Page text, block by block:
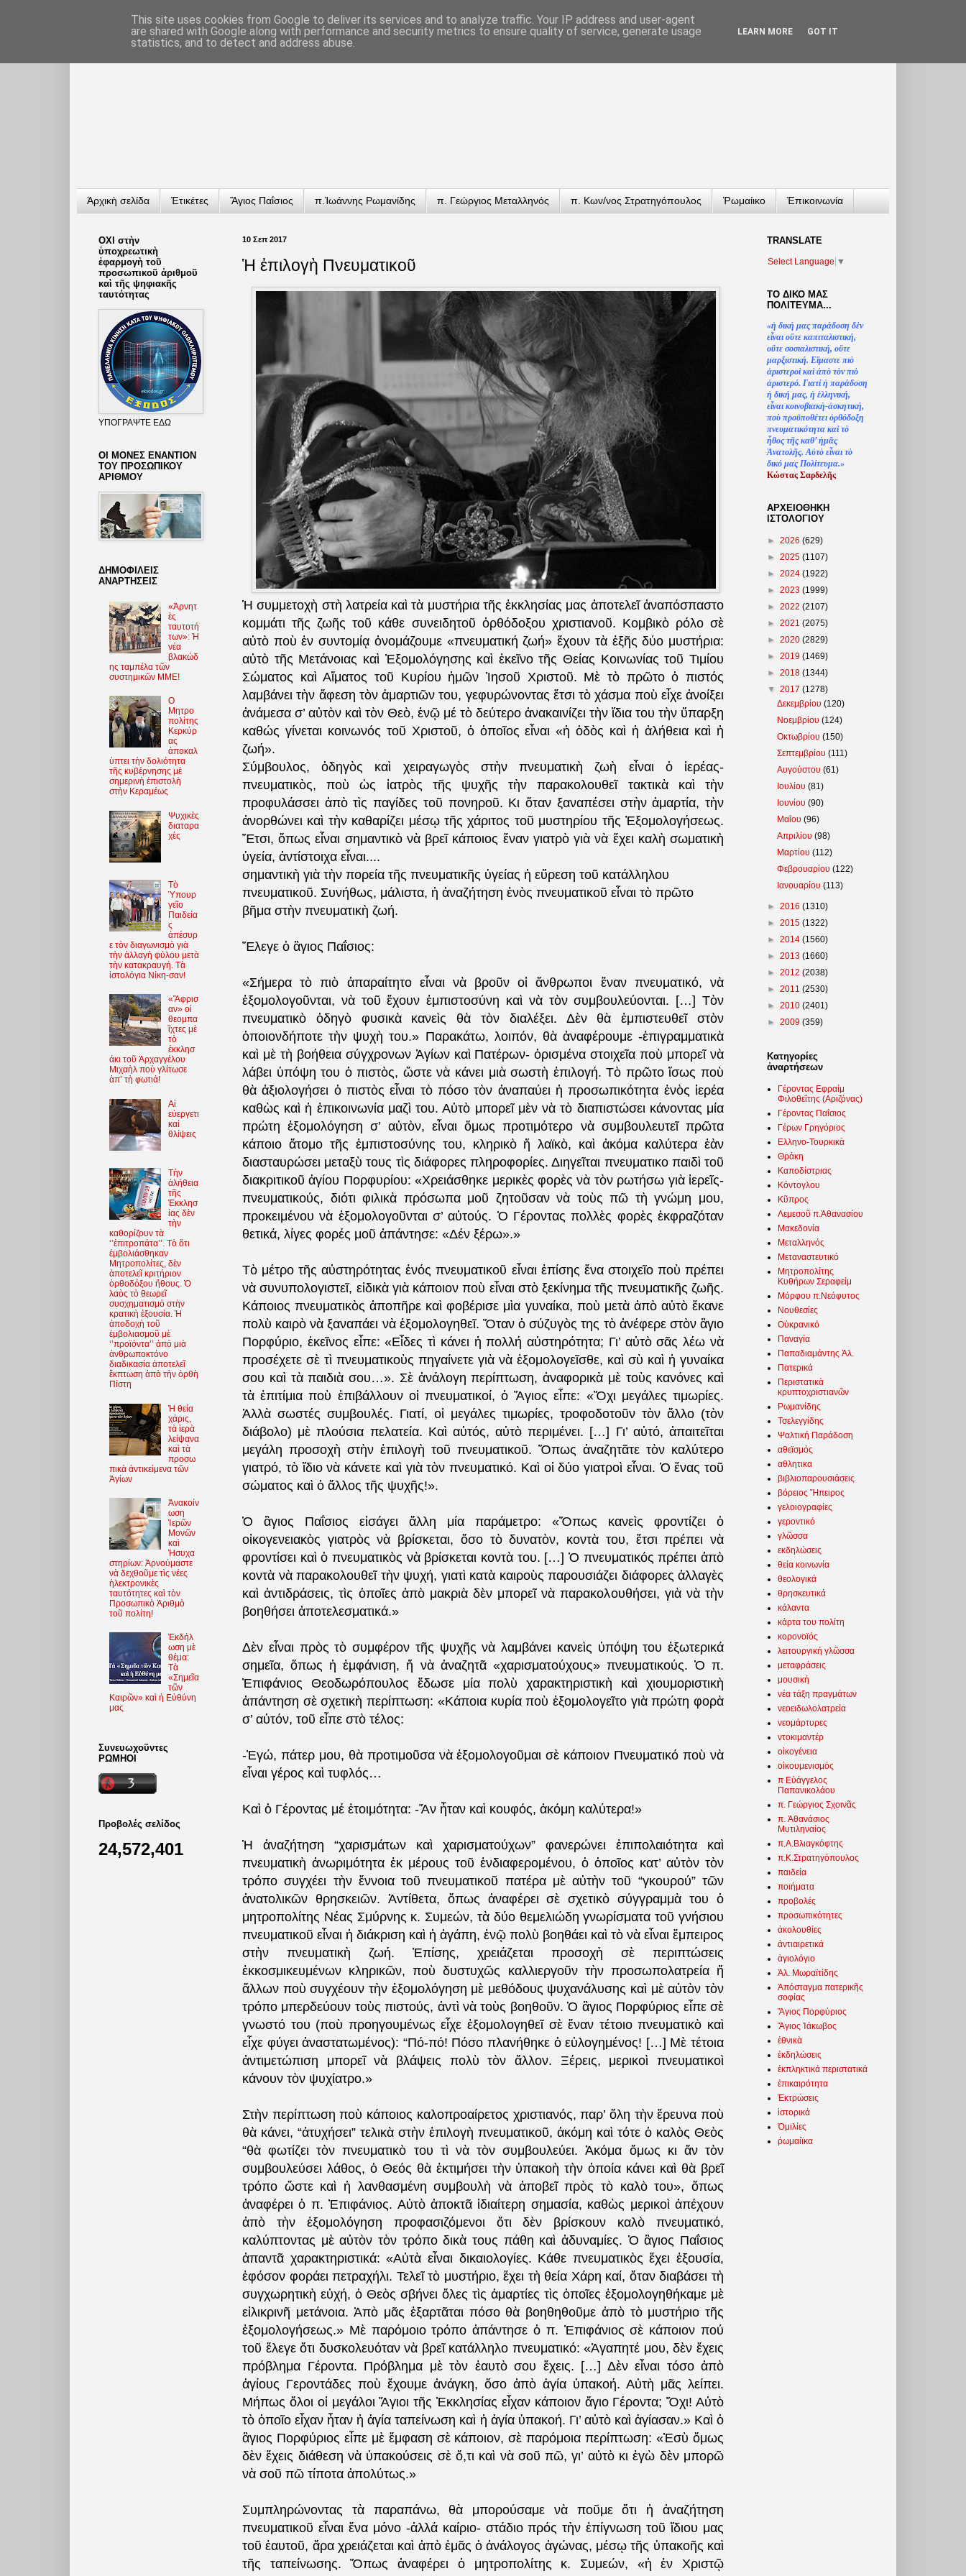
Ἀρχικὴ σελίδα Ἐτικέτες Ἅγιος Παΐσιος π.Ἰωάννης Ρωμανίδης π. Γεώργιος Μεταλληνός π. Κων/νος Στρατηγόπουλος Ῥωμαίικο Ἐπικοινωνία
10 Σεπ 2017
Ἡ ἐπιλογὴ Πνευματικοῦ
Ἡ συμμετοχὴ στὴ λατρεία καὶ τὰ μυστήρια τῆς ἐκκλησίας μας ἀποτελεῖ ἀναπόσπαστο
κομμάτι τῆς ζωῆς τοῦ κάθε συνειδητοῦ ὀρθόδοξου χριστιανοῦ. Κομβικὸ ρόλο σὲ
αὐτὸ ποὺ ἐν συντομίᾳ ὀνομάζουμε «πνευματική ζωή» ἔχουν τὰ ἑξῆς δύο μυστήρια:
αὐτὸ τῆς Μετάνοιας καὶ Ἐξομολόγησης καὶ ἐκεῖνο τῆς Θείας Κοινωνίας τοῦ Τιμίου
Σώματος καὶ Αἵματος τοῦ Κυρίου ἡμῶν Ἰησοῦ Χριστοῦ. Μὲ τὸ πρῶτο ὁ πιστός
λαμβάνει τὴν ἄφεση τὸν ἁμαρτιῶν του, γεφυρώνοντας ἔτσι τὸ χάσμα ποὺ εἶχε ἀνοίξει
ἀνάμεσα σ’ αὐτὸν καὶ τὸν Θεὸ, ἐνῷ μέ τὸ δεύτερο ἀνακαινίζει τὴν ἴδια του τὴν ὕπαρξη
καθώς γίνεται κοινωνός τοῦ Χριστοῦ, ὁ ὁποῖος εἶναι «ἡ ὁδὸς καὶ ἡ ἀλήθεια καὶ ἡ
ζωή».
Σύμβουλος, ὁδηγὸς καὶ χειραγωγὸς στὴν πνευματικὴ ζωὴ εἶναι ὁ ἱερέας-
πνευματικὸς, ποὺ ὡς ἰατρὸς τῆς ψυχῆς τὴν παρακολουθεῖ τακτικὰ καὶ τὴν
προφυλάσσει ἀπὸ τὶς παγίδες τοῦ πονηροῦ. Κι ὅταν ξαναπέσει στὴν ἁμαρτία, τὴν
ἀνορθώνει καὶ τὴν καθαρίζει μέσῳ τῆς χάριτος τοῦ μυστηρίου τῆς Ἐξομολογήσεως.
Ἔτσι, ὅπως εἶναι σημαντικὸ νὰ βρεῖ κάποιος ἕναν γιατρὸ γιὰ νὰ ἔχει καλὴ σωματικὴ
ὑγεία, ἀντίστοιχα εἶναι....
σημαντικὴ γιὰ τὴν πορεία τῆς πνευματικῆς ὑγείας ἡ εὕρεση τοῦ κατάλληλου
πνευματικοῦ. Συνήθως, μάλιστα, ἡ ἀναζήτηση ἑνὸς πνευματικοῦ εἶναι τὸ πρῶτο
βῆμα στὴν πνευματικὴ ζωή.
Ἔλεγε ὁ ἃγιος Παΐσιος:
«Σήμερα τὸ πιὸ ἀπαραίτητο εἶναι νὰ βροῦν οἱ ἄνθρωποι ἕναν πνευματικό, νὰ
ἐξομολογοῦνται, νὰ τοῦ ἔχουν ἐμπιστοσύνη καὶ νὰ τὸν συμβουλεύονται. […] Τὸν
πνευματικὸ ὁδηγὸ φυσικὰ κανεὶς θὰ τὸν διαλέξει. Δὲν θὰ ἐμπιστευθεῖ στὸν
ὁποιονδήποτε τὴν ψυχὴ του.» Παρακάτω, λοιπόν, θὰ ἀναφέρουμε -ἐπιγραμματικὰ
καὶ μὲ τὴ βοήθεια σύγχρονων Ἁγίων καὶ Πατέρων- ὁρισμένα στοιχεῖα ποὺ μπορεῖ νὰ
λάβει ὑπόψη του ὁ πιστὸς, ὥστε νὰ κάνει μιὰ σωστὴ ἐπιλογή. Τὸ πρῶτο ἴσως ποὺ
θὰ ἀξιολογήσει ὁ πιστὸς εἶναι τὸ πόσο τὸν ἀναπαύει ἡ προσωπικότητα ἑνὸς ἱερέα
καθὼς καὶ ἡ ἐπικοινωνία μαζὶ του. Αὐτὸ μπορεῖ μὲν νὰ τὸ διαπιστώσει κάνοντας μία
πρώτη ἐξομολόγηση σ’ αὐτὸν, εἶναι ὅμως προτιμότερο νὰ συμβουλευτεῖ πρῶτα
κάποιο ἄτομο τῆς ἐμπιστοσύνης του, κληρικὸ ἤ λαϊκὸ, καὶ ἀκόμα καλύτερα ἐὰν
διασταυρώσει μεταξὺ τους τὶς διάφορες πληροφορίες. Διηγεῖται πνευματικο παιδὶ τοῦ
διακριτικοῦ ἁγίου Πορφυρίου: «Χρειάσθηκε μερικὲς φορὲς νὰ τὸν ρωτήσω γιὰ ἱερεῖς-
πνευματικούς, διότι φιλικὰ πρόσωπα μοῦ ζητοῦσαν νὰ τοὺς πῶ τὴ γνώμη μου,
προκειμένου νὰ ἐξομολογοῦνται σ’ αὐτούς. Ὁ Γέροντας πολλὲς φορὲς ἐκφραζόταν
θετικά, λίγες φορές μοῦ ἀπάντησε: «Δέν ξέρω».»
Τὸ μέτρο τῆς αὐστηρότητας ἑνός πνευματικοῦ εἶναι ἐπίσης ἕνα στοιχεῖο ποὺ πρέπει
νὰ συνυπολογιστεῖ, εἰδικὰ γιὰ κάποιον ποὺ εἶναι στὸ ξεκίνημα τῆς πνευματικῆς ζωῆς.
Κάποιος πνευματικὸς ἀποπῆρε καὶ φοβέρισε μὶα γυναίκα, ποὺ μετὰ ἀπὸ αὐτὸ ἔκανε
πολὺ καιρὸ νὰ ξαναπάει νὰ ἐξομολογηθεῖ. Ὅταν ὁ σύζυγὸς της τὸ ἀνέφερε στὸν ἃγιο
Πορφύριο, ἐκεῖνος εἶπε: «Εἶδες τὶ κάνει ἡ πολλή αὐστηρότητα; Γι’ αὐτὸ σᾶς λέω νὰ
προσέχετε σὲ τὶ πνευματικοὺς πηγαίνετε γιὰ νὰ ἐξομολογεῖσθε, καὶ σὺ καὶ ἡ γυναίκα
σου καὶ τὰ παιδιὰ σου…». Σὲ ἀνάλογη περίπτωση, ἀναφορικὰ μὲ τοὺς κανόνες καὶ
τὰ ἐπιτίμια ποὺ ἐπιβάλλουν οἱ πνευματικοί, ὁ Ἅγιος εἶπε: «Ὄχι μεγάλες τιμωρίες.
Ἀλλὰ σωστές συμβουλές. Γιατί, οἱ μεγάλες τιμωρίες, τροφοδοτοῦν τὸν ἄλλο (τὸν
διάβολο) μὲ πλούσια πελατεία. Καὶ αὐτός, αὐτὸ περιμένει. […] Γι’ αὐτό, ἀπαιτεῖται
μεγάλη προσοχὴ στὴν ἐπιλογὴ τοῦ πνευματικοῦ. Ὅπως ἀναζητᾶτε τὸν καλύτερο
γιατρό, τὸ ἴδιο νὰ κάνετε καὶ γιὰ τὸν πνευματικό. Καὶ οἱ δύο γιατροὶ εἶναι. Ὁ ἕνας τοῦ
σώματος καὶ ὁ ἄλλος τῆς ψυχῆς!».
Ὁ ἃγιος Παΐσιος εἰσάγει ἄλλη μία παράμετρο: «Ὅπως κανεὶς φροντίζει ὁ
οἰκογενειακὸς γιατρὸς νὰ βρίσκεται, ὅσο τὸ δυνατὸν, κοντὰ του, ἔτσι πρέπει νὰ
φροντίσει καὶ ὁ πνευματικὸς νὰ βρίσκεται κοντὰ του. […] Ὁ πνευματικός πρέπει ἀπὸ
κοντὰ νὰ παρακολουθεῖ τὴν ψυχή, γιατὶ κατὰ καιροὺς παρουσιάζει διάφορες ἀλλαγὲς
καὶ ἀντιδράσεις, τὶς ὁποῖες ἀπὸ μακριὰ δὲν μπορεῖ νὰ παρακολουθήσει, γιὰ νὰ τὴν
βοηθήσει ἀποτελεσματικά.»
Δὲν εἶναι πρὸς τὸ συμφέρον τῆς ψυχῆς νὰ λαμβάνει κανεὶς ὑπόψη του ἐξωτερικά
σημεῖα, ὅπως ἡ ἐμφάνιση, ἤ νὰ ἀναζητᾶ «χαρισματούχους» πνευματικούς. Ὁ π.
Ἐπιφάνιος Θεοδωρόπουλος ἔδωσε μία πολὺ χαρακτηριστικὴ καὶ χιουμοριστικὴ
ἀπάντηση σὲ σχετικὴ περίπτωση: «Κάποια κυρία ποὺ ἐξομολογεῖτο γιὰ πρώτη φορὰ
σ’ αὐτόν, τοῦ εἶπε στὸ τέλος:
-Ἐγώ, πάτερ μου, θὰ προτιμοῦσα νὰ ἐξομολογοῦμαι σὲ κάποιον Πνευματικό ποὺ νὰ
εἶναι γέρος καὶ τυφλός…
Καὶ ὁ Γέροντας μέ ἑτοιμότητα: -Ἄν ἦταν καὶ κουφός, ἀκόμη καλύτερα!»
Ἡ ἀναζήτηση “χαρισμάτων καὶ χαρισματούχων” φανερώνει ἐπιπολαιότητα καὶ
πνευματικὴ ἀνωριμότητα ἐκ μέρους τοῦ ἐνδιαφερομένου, ὁ ὁποῖος κατ’ αὐτὸν τὸν
τρόπο συγχέει τὴν ἔννοια τοῦ πνευματικοῦ πατέρα μὲ αὐτὴν τοῦ “γκουρού” τῶν
ἀνατολικῶν θρησκειῶν. Ἀντίθετα, ὅπως ἀναφέρει σὲ σχετικὸ σύγγραμμὰ του ὁ
μητροπολίτης Νέας Σμύρνης κ. Συμεών, τὰ δύο θεμελιώδη γνωρίσματα τοῦ γνήσιου
πνευματικοῦ εἶναι ἡ διάκριση καὶ ἡ ἀγάπη, ἐνῷ πολὺ βοηθάει καὶ τὸ νὰ εἶναι ἔμπειρος
στὴν πνευματικὴ ζωή. Ἐπίσης, χρειάζεται προσοχὴ σὲ περιπτώσεις
ἐκκοσμικευμένων κληρικῶν, ποὺ δυστυχῶς καλλιεργοῦν τὴν προσωπολατρεία ἤ
ἄλλων ποὺ συγχέουν τὴν ἐξομολόγηση μὲ μεθόδους ψυχανάλυσης καὶ μὲ αὐτὸν τὸν
τρόπο μπερδεύουν τοὺς πιστούς, ἀντὶ νὰ τοὺς βοηθοῦν. Ὁ ἃγιος Πορφύριος εἶπε σὲ
γνωστό του (ποὺ προηγουμένως εἶχε ἐξομολογηθεῖ σὲ ἕναν τέτοιο πνευματικὸ καὶ
εἶχε φύγει ἀναστατωμένος): “Πό-πό! Πόσο πλανήθηκε ὁ εὐλογημένος! […] Μὲ τέτοια
ἀντιμετώπιση μπορεῖ νὰ βλάψεις πολὺ τὸν ἄλλον. Ξέρεις, μερικοὶ πνευματικοὶ
κάνουν τὸν ψυχίατρο.»
Στὴν περίπτωση ποὺ κάποιος καλοπροαίρετος χριστιανός, παρ’ ὅλη τὴν ἔρευνα ποὺ
θὰ κάνει, “ἀτυχήσει” τελικὰ στὴν ἐπιλογὴ πνευματικοῦ, ἀκόμη καὶ τότε ὁ καλὸς Θεὸς
“θὰ φωτίζει τὸν πνευματικὸ του τὶ νὰ τὸν συμβουλεύει. Ἀκόμα ὅμως κι ἄν τὸν
συμβουλεύσει λάθος, ὁ Θεός θὰ ἐκτιμήσει τὴν ὑπακοὴ τὴν ὁποία κάνει καὶ θὰ βρεῖ
τρόπο ὥστε καὶ ἡ λανθασμένη συμβουλὴ νὰ ἀποβεῖ πρὸς τὸ καλὸ του», ὅπως
ἀναφέρει ὁ π. Ἐπιφάνιος. Αὐτὸ ἀποκτᾶ ἰδιαίτερη σημασία, καθὼς μερικοὶ ἀπέχουν
ἀπὸ τὴν ἐξομολόγηση προφασιζόμενοι ὅτι δὲν βρίσκουν καλὸ πνευματικό,
καλύπτοντας μὲ αὐτὸν τὸν τρόπο δικὰ τους πάθη καὶ ἀδυναμίες. Ὁ ἃγιος Παΐσιος
ἀπαντᾶ χαρακτηριστικά: «Αὐτὰ εἶναι δικαιολογίες. Κάθε πνευματικὸς ἔχει ἐξουσία,
ἐφόσον φοράει πετραχήλι. Τελεῖ τὸ μυστήριο, ἔχει τὴ θεία Χάρη καί, ὅταν διαβάσει τὴ
συγχωρητικὴ εὐχή, ὁ Θεὸς σβήνει ὅλες τὶς ἁμαρτίες τὶς ὁποῖες ἐξομολογηθήκαμε μὲ
εἰλικρινῆ μετάνοια. Ἀπὸ μᾶς ἐξαρτᾶται πόσο θὰ βοηθηθοῦμε ἀπὸ τὸ μυστήριο τῆς
ἐξομολογήσεως.» Μὲ παρόμοιο τρόπο ἀπάντησε ὁ π. Ἐπιφάνιος σὲ κάποιον πού
τοῦ ἔλεγε ὅτι δυσκολευόταν νὰ βρεῖ κατάλληλο πνευματικό: «Ἀγαπητέ μου, δὲν ἔχεις
πρόβλημα Γέροντα. Πρόβλημα μὲ τὸν ἑαυτὸ σου ἔχεις. […] Δὲν εἶναι τόσο ἀπὸ
ἁγίους Γεροντάδες ποὺ ἔχουμε ἀνάγκη, ὅσο ἀπὸ ἁγία ὑπακοή. Αὐτὴ μᾶς λείπει.
Μήπως ὅλοι οἱ μεγάλοι Ἅγιοι τῆς Ἐκκλησίας εἶχαν κάποιον ἅγιο Γέροντα; Ὄχι! Αὐτὸ
τὸ ὁποῖο εἶχαν ἦταν ἡ ἁγία ταπείνωση καὶ ἡ ἁγία ὑπακοή. Γι’ αὐτὸ καὶ ἁγίασαν.» Καὶ ὁ
ἃγιος Πορφύριος εἶπε μὲ ἔμφαση σὲ κάποιον, σὲ παρόμοια περίπτωση: «Ἐσὺ ὅμως
δὲν ἔχεις διάθεση νὰ ὑπακούσεις σὲ ὅ,τι καὶ νὰ σοῦ πῶ, γι’ αὐτὸ κι ἐγὼ δὲν μπορῶ
νὰ σοῦ πῶ τίποτα ἀπολύτως.»
Συμπληρώνοντας τὰ παραπάνω, θὰ μπορούσαμε νὰ ποῦμε ὅτι ἡ ἀναζήτηση
πνευματικοῦ εἶναι ἕνα μόνο -ἀλλά καίριο- στάδιο πρός τὴν ἐπίγνωση τοῦ ἴδιου μας
τοῦ ἑαυτοῦ, ἄρα χρειάζεται καὶ ἀπὸ ἐμᾶς ὁ ἀνάλογος ἀγώνας, μέσῳ τῆς ὑπακοῆς καὶ
τῆς ταπείνωσης. Ὅπως ἀναφέρει ὁ μητροπολίτης κ. Συμεών, «ἡ ἐν Χριστῷ
ΟΧΙ στὴν
ὑποχρεωτικὴ
ἐφαρμογὴ τοῦ
προσωπικοῦ ἀριθμοῦ
καὶ τῆς ψηφιακῆς
ταυτότητας
ΥΠΟΓΡΑΨΤΕ ΕΔΩ
ΟΙ ΜΟΝΕΣ ΕΝΑΝΤΙΟΝ
ΤΟΥ ΠΡΟΣΩΠΙΚΟΥ
ΑΡΙΘΜΟΥ
ΔΗΜΟΦΙΛΕΙΣ
ΑΝΑΡΤΗΣΕΙΣ
«Ἀρνητ
ὲς
ταυτοτή
των»: Ἡ
νέα
βλακώδ
ης ταμπέλα τῶν
συστημικῶν ΜΜΕ!
O
Μητρο
πολίτης
Κερκύρ
ας
ἀποκαλ
ύπτει τὴν δολιότητα
τῆς κυβέρνησης μὲ
σημερινὴ ἐπιστολὴ
στὴν Κεραμέως
Ψυχικὲς
διαταρα
χὲς
Τὸ
Ὑπουρ
γεῖο
Παιδεία
ς
ἀπέσυρ
ε τὸν διαγωνισμὸ γιὰ
τὴν ἀλλαγὴ φύλου μετὰ
τὴν κατακραυγή. Τὰ
ἱστολόγια Νίκη-σαν!
«Ἄφρισ
αν» οἱ
θεομπα
ῖχτες μὲ
τὸ
ἐκκλησ
άκι τοῦ Ἀρχαγγέλου
Μιχαὴλ ποὺ γλίτωσε
ἀπ’ τὴ φωτιά!
Αἱ
εὐεργετι
καί
θλίψεις
Τὴν
ἀλήθεια
τῆς
Ἐκκλησ
ίας δὲν
τὴν
καθορίζουν τὰ
‘’ἐπιτροπάτα’’. Τὸ ὅτι
ἐμβολιάσθηκαν
Μητροπολίτες, δὲν
ἀποτελεῖ κριτήριον
ὀρθοδόξου ἤθους. Ὁ
λαὸς τὸ θεωρεῖ
συσχηματισμὸ στὴν
κρατικὴ ἐξουσία. Ἡ
ἀποδοχὴ τοῦ
ἐμβολιασμοῦ μὲ
‘’προϊόντα’’ ἀπὸ μιὰ
ἀνθρωποκτόνο
διαδικασία ἀποτελεῖ
ἔκπτωση ἀπὸ τὴν ὀρθὴ
Πίστη
Ἡ θεία
χάρις,
τὰ ἱερὰ
λείψανα
καὶ τὰ
προσω
πικὰ ἀντικείμενα τῶν
Ἁγίων
Ἀνακοίν
ωση
Ἱερῶν
Μονῶν
καὶ
Ἡσυχα
στηρίων: Ἀρνούμαστε
νὰ δεχθοῦμε τὶς νέες
ἠλεκτρονικὲς
ταυτότητες καὶ τὸν
Προσωπικὸ Ἀριθμὸ
τοῦ πολίτη!
Ἐκδήλ
ωση μὲ
θέμα:
Τὰ
«Σημεῖα
τῶν
Καιρῶν» καὶ ἡ Εὐθύνη
μας
Συνευωχοῦντες
ΡΩΜΗΟΙ
Προβολές σελίδος
24,572,401
TRANSLATΕ
Select Language ▼
ΤΟ ΔΙΚΟ ΜΑΣ
ΠΟΛΙΤΕΥΜΑ...
«ἡ δική μας παράδοση δὲν
εἶναι οὔτε καπιταλιστική,
οὔτε σοσιαλιστική, οὔτε
μαρξιστική. Εἴμαστε πιὸ
ἀριστεροὶ καὶ ἀπὸ τὸν πιὸ
ἀριστερό. Γιατίἡ παράδοση
ἡ δική μας, ἡ ἑλληνική,
εἶναι κοινοβιακὴ-ἀσκητική,
ποὺ προϋποθέτει ὀρθόδοξη
πνευματικότητα καὶ τὸ
ἦθος τῆς καθ’ἠμᾶς
Ἀνατολῆς. Αὐτὸ εἶναι τὸ
δικό μας Πολίτευμα.»
Κώστας Σαρδελῆς
ΑΡΧΕΙΟΘΗΚΗ
ΙΣΤΟΛΟΓΙΟΥ
► 2026 (629)
► 2025 (1107)
► 2024 (1922)
► 2023 (1999)
► 2022 (2107)
► 2021 (2075)
► 2020 (2829)
► 2019 (1469)
► 2018 (1344)
▼ 2017 (1278)
Δεκεμβρίου(120)
Νοεμβρίου(124)
Οκτωβρίου(150)
Σεπτεμβρίου(111)
Αυγούστου(61)
Ιουλίου(81)
Ιουνίου(90)
Μαΐου(96)
Απριλίου(98)
Μαρτίου(112)
Φεβρουαρίου(122)
Ιανουαρίου(113)
► 2016 (1310)
► 2015 (1322)
► 2014 (1560)
► 2013 (1660)
► 2012 (2038)
► 2011 (2530)
► 2010 (2401)
► 2009 (359)
Κατηγορίες
ἀναρτήσεων
Γέροντας Εφραίμ
Φιλοθεΐτης (Αριζόνας)
Γέροντας Παΐσιος
Γέρων Γρηγόριος
Ελληνο-Τουρκικὰ
Θράκη
Καποδίστριας
Κόντογλου
Κῦπρος
Λεμεσοῦ π.Ἀθανασίου
Μακεδονία
Μεταλληνός
Μεταναστευτικό
Μητροπολίτης
Κυθήρων Σεραφείμ
Μόρφου π.Νεόφυτος
Νουθεσίες
Οὐκρανικό
Παναγία
Παπαδιαμάντης Ἀλ.
Πατερικά
Περιστατικὰ
κρυπτοχριστιανῶν
Ρωμανίδης
Τσελεγγίδης
Ψαλτική Παράδοση
αθεϊσμός
αθλητικα
βιβλιοπαρουσιάσεις
βόρειος Ἤπειρος
γελοιογραφίες
γεροντικό
γλῶσσα
εκδηλώσεις
θεία κοινωνία
θεολογικά
θρησκευτικά
κάλαντα
κάρτα του πολίτη
κορονοϊός
λειτουργική γλῶσσα
μεταφράσεις
μουσική
νέα τάξη πραγμάτων
νεοειδωλολατρεία
νεομάρτυρες
ντοκιμαντέρ
οἰκογένεια
οἰκουμενισμός
π Εὐάγγελος
Παπανικολάου
π. Γεώργιος Σχοινᾶς
π. Ἀθανάσιος
Μυτιληναίος
π.Α.Βλιαγκόφτης
π.Κ.Στρατηγόπουλος
παιδεία
ποιήματα
προβολές
προσωπικότητες
ἀκολουθίες
ἀντιαιρετικά
ἁγιολόγιο
Ἀλ. Μωραϊτίδης
Ἀπόσταγμα πατερικῆς
σοφίας
Ἅγιος Πορφύριος
Ἅγιος Ἰάκωβος
ἐθνικὰ
ἐκδηλώσεις
ἐκπληκτικά περιστατικά
ἐπικαιρότητα
Ἐκτρώσεις
ἱστορικά
Ὁμιλίες
ῥωμαίϊκα
This site uses cookies from Google to deliver its services and to analyze traffic. Your IP address and user-agent
are shared with Google along with performance and security metrics to ensure quality of service, generate usage
statistics, and to detect and address abuse.
LEARN MORE GOT IT